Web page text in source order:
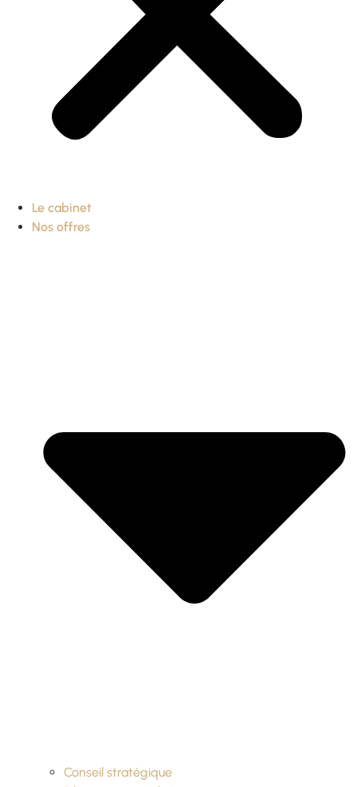
Le cabinet
Nos offres
Conseil stratégique